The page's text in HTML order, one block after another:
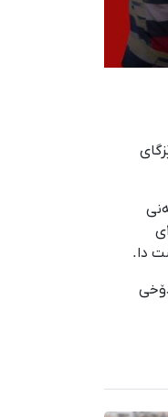
بەنی
عامریان" تەمەن٤٨ ساڵان و دایکی بنەماڵە و خانەنشینکراوی دابینکردنی کۆمەڵایەتی و "دانیال مستەفەوی" تەمەن ١٩ ساڵان و خوێندکاری کامپیۆتر، ڕۆژی هەینی ١٩ی